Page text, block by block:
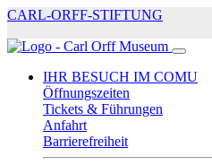
CARL-ORFF-STIFTUNG
IHR BESUCH IM COMU
Öffnungszeiten
Tickets & Führungen
Anfahrt
Barrierefreiheit